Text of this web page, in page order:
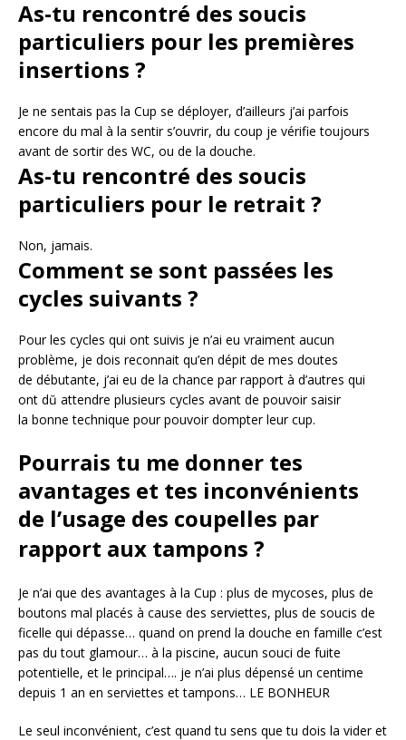
As-tu rencontré des soucis
particuliers pour les premières
insertions ?
Je ne sentais pas la Cup se déployer, d’ailleurs j’ai parfois
encore du mal à la sentir s’ouvrir, du coup je vérifie toujours
avant de sortir des WC, ou de la douche.
As-tu rencontré des soucis
particuliers pour le retrait ?
Non, jamais.
Comment se sont passées les
cycles suivants ?
Pour les cycles qui ont suivis je n’ai eu vraiment aucun
problème, je dois reconnait qu’en dépit de mes doutes
de débutante, j’ai eu de la chance par rapport à d’autres qui
ont dŭ attendre plusieurs cycles avant de pouvoir saisir
la bonne technique pour pouvoir dompter leur cup.
Pourrais tu me donner tes
avantages et tes inconvénients
de l’usage des coupelles par
rapport aux tampons ?
Je n’ai que des avantages à la Cup : plus de mycoses, plus de
boutons mal placés à cause des serviettes, plus de soucis de
ficelle qui dépasse… quand on prend la douche en famille c’est
pas du tout glamour… à la piscine, aucun souci de fuite
potentielle, et le principal…. je n’ai plus dépensé un centime
depuis 1 an en serviettes et tampons… LE BONHEUR
Le seul inconvénient, c’est quand tu sens que tu dois la vider et